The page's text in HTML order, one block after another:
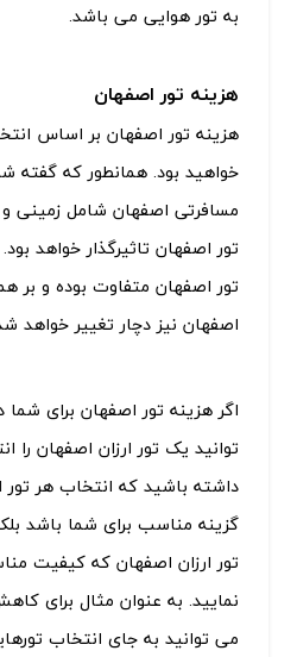
به تور هوایی می باشد.
هزینه تور اصفهان
هزینه تور اصفهان بر اساس
خواهید بود. همانطور که گفته شد
مسافرتی اصفهان شامل زمینی و
تور اصفهان تاثیرگذار خواهد بود.
تور اصفهان متفاوت بوده و بر
اصفهان نیز دچار تغییر خواهد شد.
اگر هزینه تور اصفهان برای شما
توانید یک تور ارزان اصفهان را
داشته باشید که انتخاب هر تور
گزینه مناسب برای شما باشد
تور ارزان اصفهان که کیفیت
نمایید. به عنوان مثال برای
می توانید به جای انتخاب